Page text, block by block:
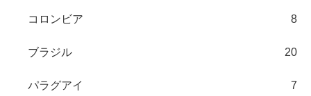
コロンビア 8
ブラジル 20
パラグアイ 7